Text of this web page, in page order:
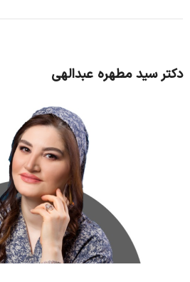
دکتر سید مطهره عبدالهی